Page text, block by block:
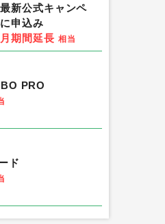
新公式キャンペ
申込み
期間延長 相当
PRO
ド